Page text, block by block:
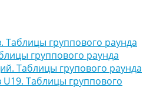
группового раунда
группового раунда
Таблицы групового раунда
Таблицы группового